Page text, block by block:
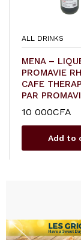
ALL DRINKS
MENA –
PROMAVIE
CAFE
PAR
10 000CFA
Add to